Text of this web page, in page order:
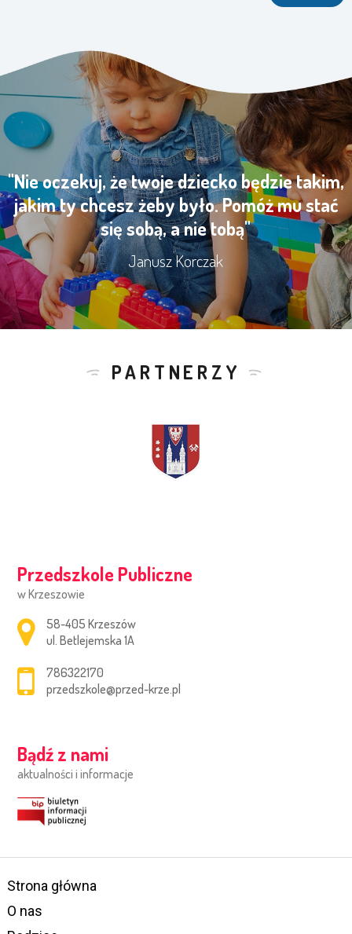
"Nie oczekuj, że twoje dziecko będzie takim,
jakim ty chcesz żeby było. Pomóż mu stać
się sobą, a nie tobą"
Janusz Korczak
PARTNERZY
Przedszkole Publiczne
w Krzeszowie
Adres pocztowy:
58-405 Krzeszów
ul. Betlejemska 1A
786322170
przedszkole@przed-krze.pl
Bądź z nami
aktualności i informacje
Strona główna
O nas